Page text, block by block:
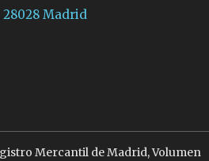
28028 Madrid
Mercantil de Madrid, Volumen